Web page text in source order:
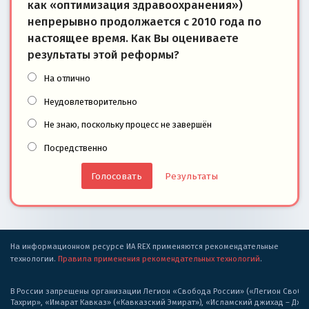
как «оптимизация здравоохранения»)
непрерывно продолжается с 2010 года по
настоящее время. Как Вы оцениваете
результаты этой реформы?
На отлично
Неудовлетворительно
Не знаю, поскольку процесс не завершён
Посредственно
Результаты
На информационном ресурсе ИА REX применяются рекомендательные
технологии. Правила применения рекомендательных технологий.
В России запрещены организации Легион «Свобода России» («Легион
Тахрир», «Имарат Кавказ» («Кавказский Эмират»), «Исламский джихад –